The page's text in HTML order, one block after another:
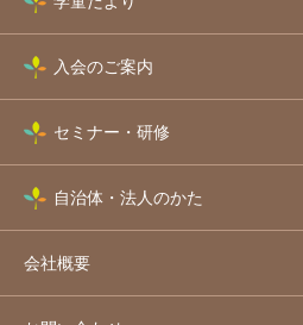
入会のご案内
セミナー・研修
自治体・法人のかた
会社概要